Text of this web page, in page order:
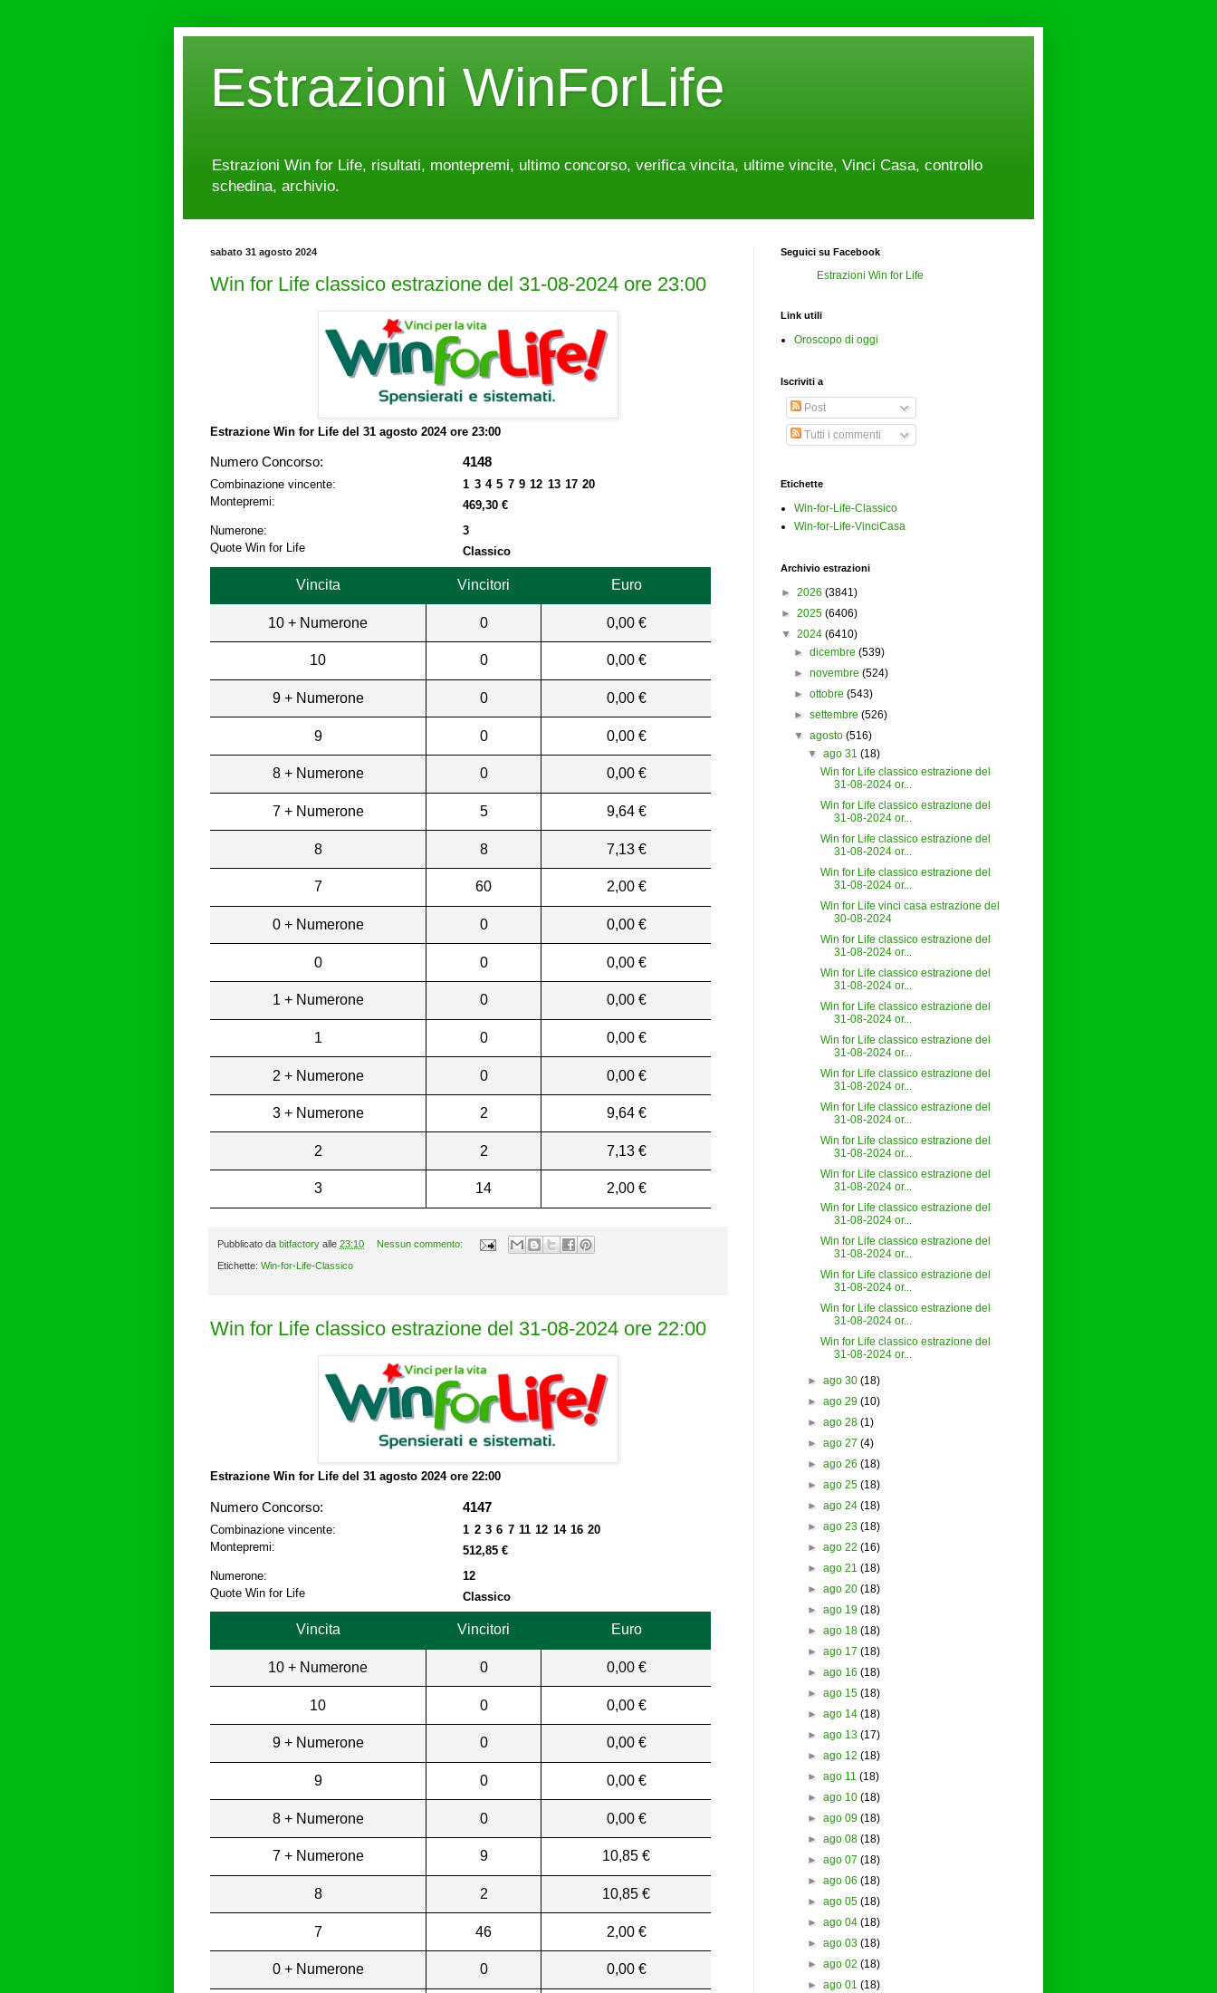
Estrazioni WinForLife
Estrazioni Win for Life, risultati, montepremi, ultimo concorso, verifica vincita, ultime vincite, Vinci Casa, controllo
schedina, archivio.
sabato 31 agosto 2024
Win for Life classico estrazione del 31-08-2024 ore 23:00
Estrazione Win for Life del 31 agosto 2024 ore 23:00
Numero Concorso: 4148
Combinazione vincente:
1 3 4 5 7 9 12 13 17 20
Montepremi:
469,30 €
Numerone:
3
Quote Win for Life
Classico
Vincita Vincitori Euro
10 + Numerone 0 0,00 €
10 0 0,00 €
9 + Numerone 0 0,00 €
9 0 0,00 €
8 + Numerone 0 0,00 €
7 + Numerone 5 9,64 €
8 8 7,13 €
7 60 2,00 €
0 + Numerone 0 0,00 €
0 0 0,00 €
1 + Numerone 0 0,00 €
1 0 0,00 €
2 + Numerone 0 0,00 €
3 + Numerone 2 9,64 €
2 2 7,13 €
3 14 2,00 €
Pubblicato da bitfactory alle 23:10 Nessun commento:
Etichette: Win-for-Life-Classico
Win for Life classico estrazione del 31-08-2024 ore 22:00
Estrazione Win for Life del 31 agosto 2024 ore 22:00
Numero Concorso: 4147
Combinazione vincente:
1 2 3 6 7 11 12 14 16 20
Montepremi:
512,85 €
Numerone:
12
Quote Win for Life
Classico
Vincita Vincitori Euro
10 + Numerone 0 0,00 €
10 0 0,00 €
9 + Numerone 0 0,00 €
9 0 0,00 €
8 + Numerone 0 0,00 €
7 + Numerone 9 10,85 €
8 2 10,85 €
7 46 2,00 €
0 + Numerone 0 0,00 €
Seguici su Facebook
Estrazioni Win for Life
Link utili
Oroscopo di oggi
Iscriviti a
Post
Tutti i commenti
Etichette
Win-for-Life-Classico
Win-for-Life-VinciCasa
Archivio estrazioni
► 2026 (3841)
► 2025 (6406)
▼ 2024 (6410)
►dicembre (539)
►novembre (524)
►ottobre (543)
►settembre (526)
▼ agosto (516)
▼ ago 31 (18)
Win for Life classico estrazione del
31-08-2024 or...
Win for Life classico estrazione del
31-08-2024 or...
Win for Life classico estrazione del
31-08-2024 or...
Win for Life classico estrazione del
31-08-2024 or...
Win for Life vinci casa estrazione del
30-08-2024
Win for Life classico estrazione del
31-08-2024 or...
Win for Life classico estrazione del
31-08-2024 or...
Win for Life classico estrazione del
31-08-2024 or...
Win for Life classico estrazione del
31-08-2024 or...
Win for Life classico estrazione del
31-08-2024 or...
Win for Life classico estrazione del
31-08-2024 or...
Win for Life classico estrazione del
31-08-2024 or...
Win for Life classico estrazione del
31-08-2024 or...
Win for Life classico estrazione del
31-08-2024 or...
Win for Life classico estrazione del
31-08-2024 or...
Win for Life classico estrazione del
31-08-2024 or...
Win for Life classico estrazione del
31-08-2024 or...
Win for Life classico estrazione del
31-08-2024 or...
► ago 30 (18)
► ago 29 (10)
► ago 28 (1)
► ago 27 (4)
► ago 26 (18)
► ago 25 (18)
► ago 24 (18)
► ago 23 (18)
► ago 22 (16)
► ago 21 (18)
► ago 20 (18)
► ago 19 (18)
► ago 18 (18)
► ago 17 (18)
► ago 16 (18)
► ago 15 (18)
► ago 14 (18)
► ago 13 (17)
► ago 12 (18)
► ago 11 (18)
► ago 10 (18)
► ago 09 (18)
► ago 08 (18)
► ago 07 (18)
► ago 06 (18)
► ago 05 (18)
► ago 04 (18)
► ago 03 (18)
► ago 02 (18)
► ago 01 (18)